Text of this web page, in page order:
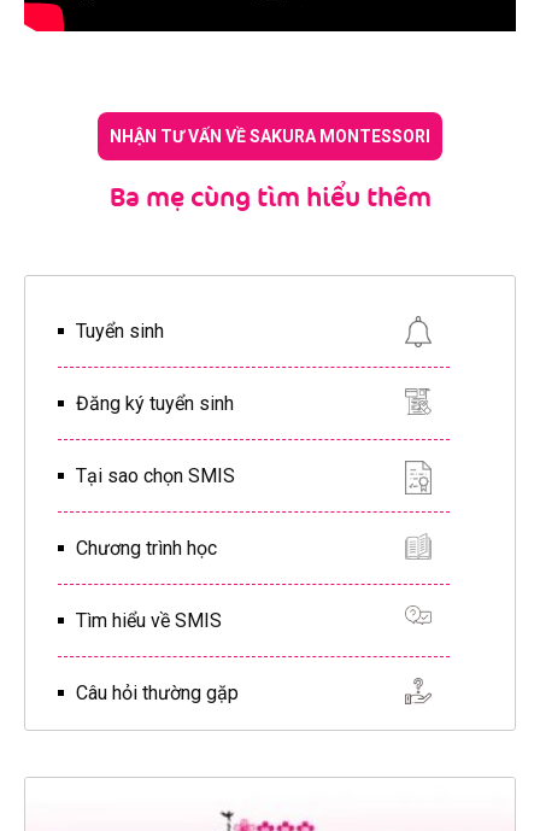
NHẬN TƯ VẤN VỀ SAKURA MONTESSORI
Ba mẹ cùng tìm hiểu thêm
Tuyển sinh
Đăng ký tuyển sinh
Tại sao chọn SMIS
Chương trình học
Tìm hiểu về SMIS
Câu hỏi thường gặp